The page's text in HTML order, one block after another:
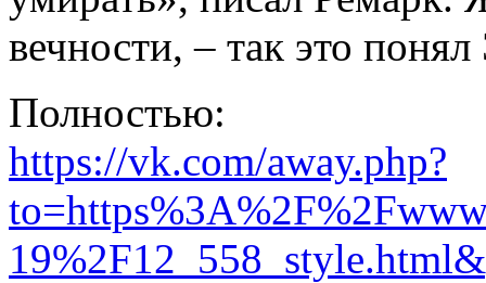
вечности, – так это
Полностью:
https://vk.com/away.php?